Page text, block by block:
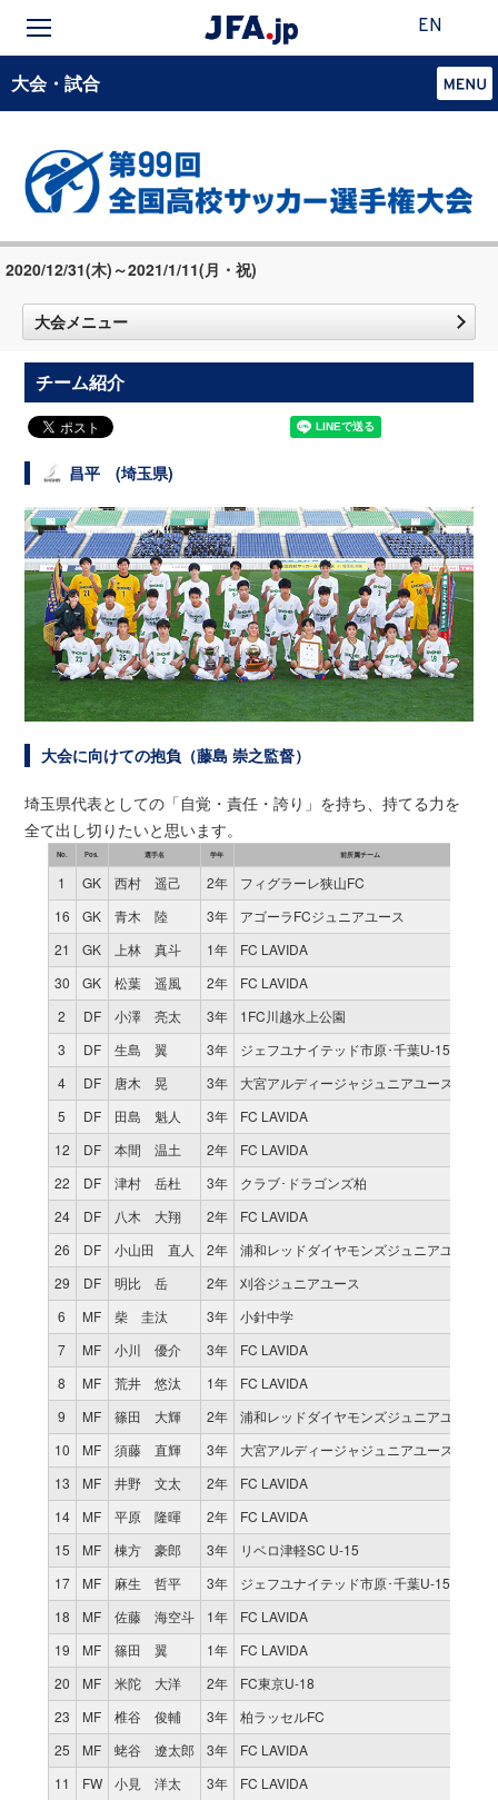
EN
大会・試合
2020/12/31(木)～2021/1/11(月・祝)
大会メニュー
チーム紹介
昌平 (埼玉県)
大会に向けての抱負（藤島 崇之監督）
埼玉県代表としての「自覚・責任・誇り」を持ち、持てる力を
全て出し切りたいと思います。
No. Pos. 選手名 学年 前所属チーム
1 GK 西村 遥己 2年 フィグラーレ狭山FC
16
GK 青木 陸 3年 アゴーラFCジュニアユース
21
GK 上林 真斗 1年 FC LAVIDA
30
GK 松葉 遥風 2年 FC LAVIDA
2
DF 小澤 亮太 3年 1FC川越水上公園
3
DF 生島 翼 3年 ジェフユナイテッド市原･千葉U-15
4
DF 唐木 晃 3年 大宮アルディージャジュニアユース
5
DF 田島 魁人 3年 FC LAVIDA
12
DF 本間 温土 2年 FC LAVIDA
22
DF 津村 岳杜 3年 クラブ･ドラゴンズ柏
24
DF 八木 大翔 2年 FC LAVIDA
26
DF 小山田 直人 2年 浦和レッドダイヤモンズジュニアユース
29
DF 明比 岳 2年 刈谷ジュニアユース
6
MF 柴 圭汰 3年 小針中学
7
MF 小川 優介 3年 FC LAVIDA
8
MF 荒井 悠汰 1年 FC LAVIDA
9
MF 篠田 大輝 2年 浦和レッドダイヤモンズジュニアユース
10
MF 須藤 直輝 3年 大宮アルディージャジュニアユース
13
MF 井野 文太 2年 FC LAVIDA
14
MF 平原 隆暉 2年 FC LAVIDA
15
MF 棟方 豪郎 3年 リベロ津軽SC U-15
17
MF 麻生 哲平 3年 ジェフユナイテッド市原･千葉U-15
18
MF 佐藤 海空斗 1年 FC LAVIDA
19
MF 篠田 翼 1年 FC LAVIDA
20
MF 米陀 大洋 2年 FC東京U-18
23
MF 椎谷 俊輔 3年 柏ラッセルFC
25
MF 蛯谷 遼太郎 3年 FC LAVIDA
11
FW 小見 洋太 3年 FC LAVIDA